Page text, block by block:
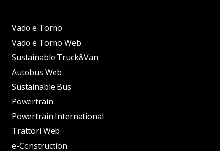
Vado e Torno
Vado e Torno Web
Sustainable Truck&Van
Autobus Web
Sustainable Bus
Powertrain
Powertrain International
Trattori Web
e-Construction